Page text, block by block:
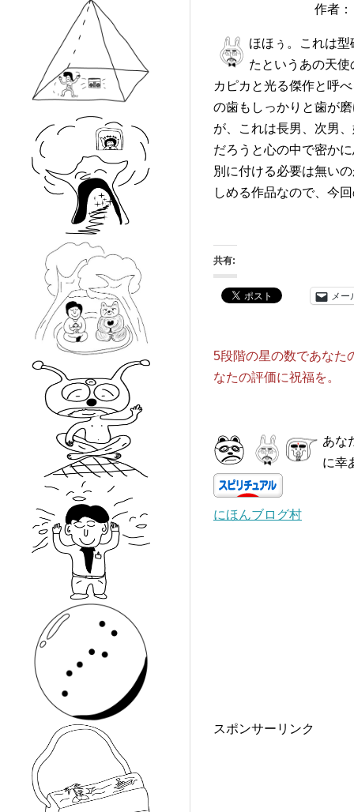
作者
ほほぅ。これは
たというあの天
カピカと光る傑作と呼
の歯もしっかりと歯が
が、これは長男、次男
だろうと心の中で密か
別に付ける必要は無い
しめる作品なので、今
共有:
メー
5段階の星の数であなた
なたの評価に祝福を。
あな
に幸
にほんブログ村
スポンサーリンク